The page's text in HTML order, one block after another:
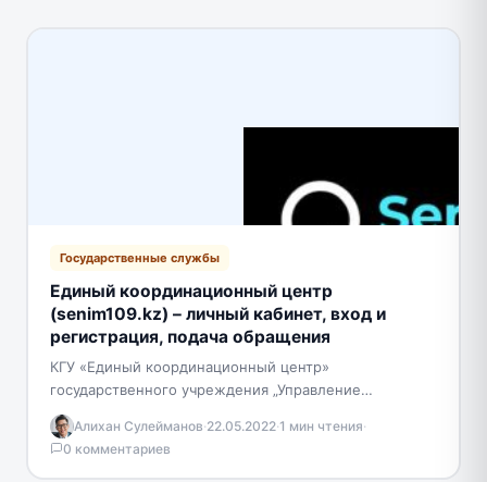
Государственные службы
Единый координационный центр
(senim109.kz) – личный кабинет, вход и
регистрация, подача обращения
КГУ «Единый координационный центр»
государственного учреждения „Управление
информатизации, оказания государственных услуг и
архивов Карагандинской области». Регистрация Что
бы зарегистрироваться, нажмите в верхнем…
Алихан Сулейманов·22.05.2022·1 мин чтения·
0 комментариев